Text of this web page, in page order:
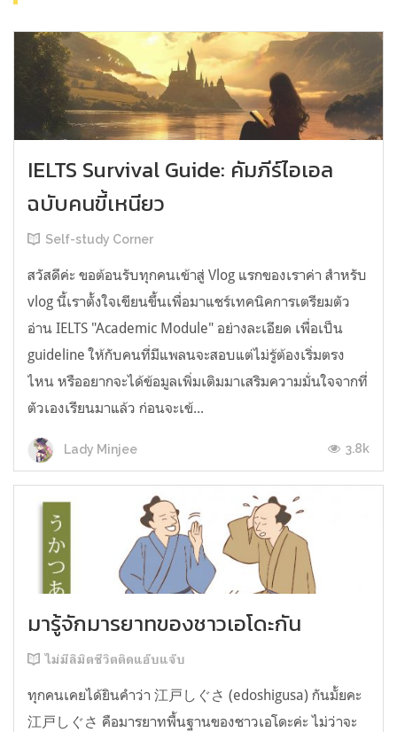
IELTS Survival Guide: คัมภีร์ไอเอล
ฉบับคนขี้เหนียว
Self-study Corner
สวัสดีค่ะ ขอต้อนรับทุกคนเข้าสู่ Vlog แรกของเราค่า สำหรับ
vlog นี้เราตั้งใจเขียนขึ้นเพื่อมาแชร์เทคนิคการเตรียมตัว
อ่าน IELTS "Academic Module" อย่างละเอียด เพื่อเป็น
guideline ให้กับคนที่มีแพลนจะสอบแต่ไม่รู้ต้องเริ่มตรง
ไหน หรืออยากจะได้ข้อมูลเพิ่มเติมมาเสริมความมั่นใจจากที่
ตัวเองเรียนมาแล้ว ก่อนจะเข้...
Lady Minjee 3.8k
มารู้จักมารยาทของชาวเอโดะกัน
ไม่มีลิมิตชีวิตติดแอ๊บแจ๊บ
ทุกคนเคยได้ยินคำว่า 江戸しぐさ (edoshigusa) กันมั้ยคะ
江戸しぐさ คือมารยาทพื้นฐานของชาวเอโดะค่ะ ไม่ว่าจะ